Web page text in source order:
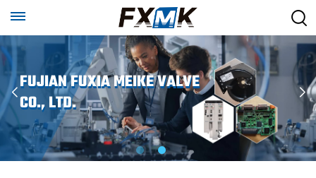
FUJIAN FUXIA MEIKE VALVE
CO., LTD.